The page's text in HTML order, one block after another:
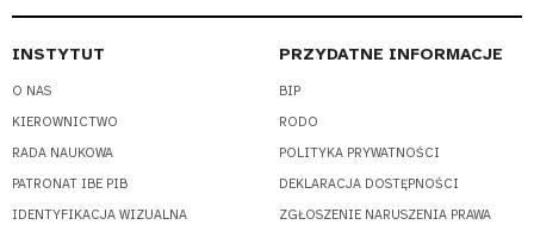
INSTYTUT
O NAS
KIEROWNICTWO
RADA NAUKOWA
PATRONAT IBE PIB
IDENTYFIKACJA WIZUALNA
PRZYDATNE INFORMACJE
BIP
RODO
POLITYKA PRYWATNOŚCI
DEKLARACJA DOSTĘPNOŚCI
ZGŁOSZENIE NARUSZENIA PRAWA